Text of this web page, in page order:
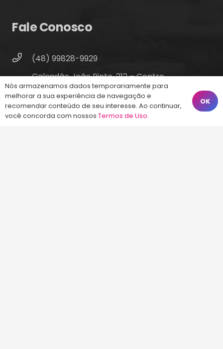
Fale Conosco
(48) 99828-9929
Calçadão João Pinto, 212 – Centro
Florianópolis – SC, 88010-420
atendimento@energiaconcursos.com.br
Nós armazenamos dados temporariamente para
melhorar a sua experiência de navegação e
recomendar conteúdo de seu interesse. Ao continuar,
você concorda com nossos Termos de Uso.
OK